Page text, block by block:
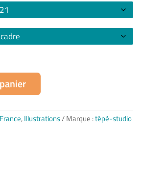
France,Illustrations Marque :tépè-studio